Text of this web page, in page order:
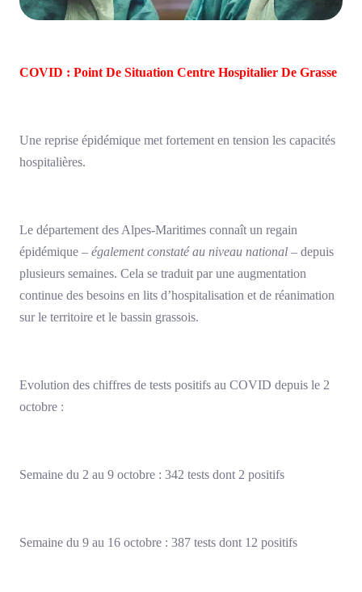
COVID : Point De Situation Centre Hospitalier De Grasse
Une reprise épidémique met fortement en tension les capacités
hospitalières.
Le département des Alpes-Maritimes connaît un regain
épidémique – également constaté au niveau national – depuis
plusieurs semaines. Cela se traduit par une augmentation
continue des besoins en lits d’hospitalisation et de réanimation
sur le territoire et le bassin grassois.
Evolution des chiffres de tests positifs au COVID depuis le 2
octobre :
Semaine du 2 au 9 octobre : 342 tests dont 2 positifs
Semaine du 9 au 16 octobre : 387 tests dont 12 positifs